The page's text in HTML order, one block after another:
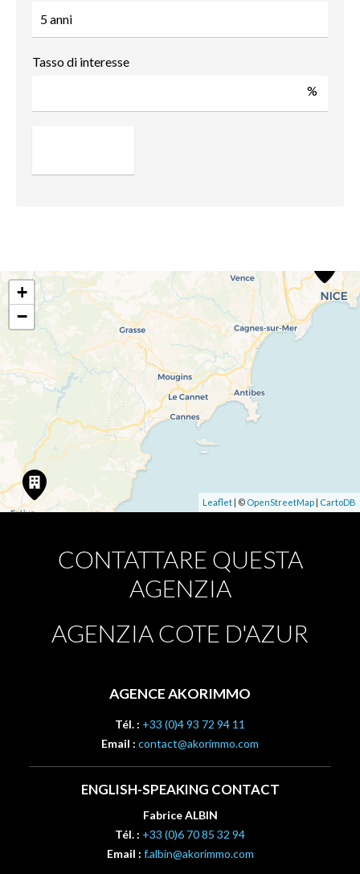
Tasso di interesse
%
+
−
Leaflet | © OpenStreetMap | CartoDB
CONTATTARE QUESTA
AGENZIA
AGENZIA COTE D'AZUR
AGENCE AKORIMMO
Tél. : +33 (0)4 93 72 94 11
Email : contact@akorimmo.com
ENGLISH-SPEAKING CONTACT
Fabrice ALBIN
Tél. : +33 (0)6 70 85 32 94
Email : f.albin@akorimmo.com